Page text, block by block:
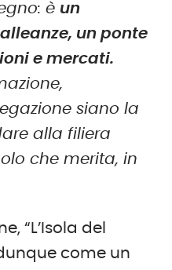
è un
un ponte
e mercati.
siano la
alla filiera
che merita, in
“L’Isola del
come un